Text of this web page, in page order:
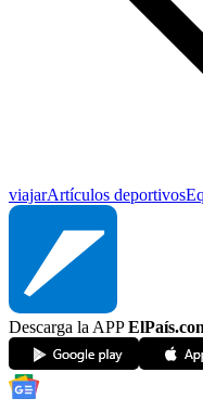
viajarArtículos deportivos
Descarga la APP